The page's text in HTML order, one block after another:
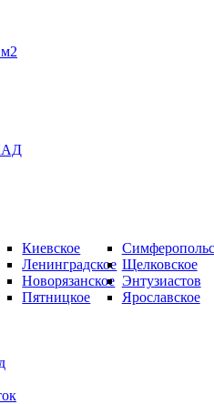
Киевское
Ленинградское
Новорязанское
Пятницкое
Щелковское
Энтузиастов
Ярославское